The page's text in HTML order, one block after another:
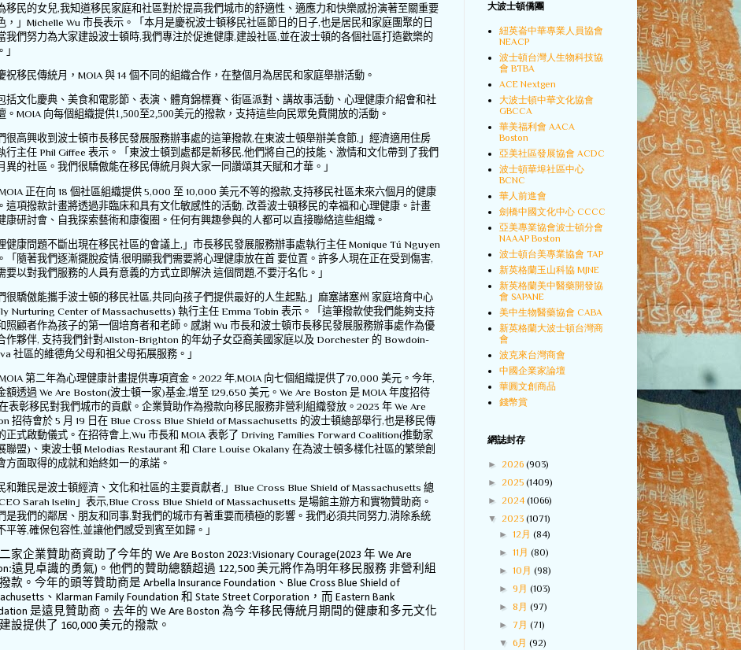
移民的女兒,我知道移民家庭和社區對於提高我們城市的舒適性、適應力和快樂感扮演著至關重要
，」 Michelle Wu 市長表示。「本月是慶祝波士頓移民社區節日的日子,也是居民和家庭團聚的日
我們努力為大家建設波士頓時,我們專注於促進健康,建設社區,並在波士頓的各個社區打造歡樂的
」
祝移民傳統月， MOIA 與 14 個不同的組織合作，在整個月為居民和家庭舉辦活動。
括文化慶典、美食和電影節、表演、體育錦標賽、街區派對、講故事活動、心理健康介紹會和社
。 MOIA 向每個組織提供1,500至2,500美元的撥款，支持這些向民眾免費開放的活動。
很高興收到波士頓市長移民發展服務辦事處的這筆撥款,在東波士頓舉辦美食節, 」經濟適用住房
行主任 Phil Giffee 表示。「東波士頓到處都是新移民,他們將自己的技能、激情和文化帶到了我們
異的社區。我們很驕傲能在移民傳統月與大家一同讚頌其天賦和才華。」
正在向 18 個社區組織提供 5,000 至 10,000 美元不等的撥款,支持移民社區未來六個月的健康
這項撥款計畫將透過非臨床和具有文化敏感性的活動, 改善波士頓移民的幸福和心理健康。計畫
康研討會、自我探索藝術和康復圈。任何有興趣參與的人都可以直接聯絡這些組織。
健康問題不斷出現在移民社區的會議上, 」市長移民發展服務辦事處執行主任 Monique Tú Nguyen
「隨著我們逐漸擺脫疫情,很明顯我們需要將心理健康放在首 要位置。許多人現在正在受到傷害,
要以對我們服務的人員有意義的方式立即解決 這個問題,不要汙名化。」
很驕傲能攜手波士頓的移民社區,共同向孩子們提供最好的人生起點, 」麻塞諸塞州 家庭培育中心
Nurturing Center of Massachusetts) 執行主任 Emma Tobin 表示。「這筆撥款使我們能夠支持
照顧者作為孩子的第一個培育者和老師。感謝 Wu 市長和波士頓市長移民發展服務辦事處作為優
作夥伴, 支持我們針對Allston-Brighton 的年幼子女亞裔美國家庭以及 Dorchester 的 Bowdoin-
社區的維德角父母和祖父母拓展服務。」
第二年為心理健康計畫提供專項資金。 2022 年,MOIA 向七個組織提供了70,000 美元。今年,
額透過 We Are Boston(波士頓一家)基金,增至 129,650 美元。 We Are Boston 是 MOIA年度招待
表彰移民對我們城市的貢獻。企業贊助作為撥款向移民服務非營利組織發放。 2023 年 We Are
招待會於 5 月 19 日在 Blue Cross Blue Shield of Massachusetts 的波士頓總部舉行,也是移民傳
正式啟動儀式。在招待會上,Wu 市長和 MOIA表彰了 Driving Families Forward Coalition(推動家
聯盟) 、東波士頓 Melodias Restaurant 和 Clare Louise Okalany 在為波士頓多樣化社區的繁榮創
方面取得的成就和始終如一的承諾。
和難民是波士頓經濟、文化和社區的主要貢獻者, 」 Blue Cross Blue Shield of Massachusetts 總
Sarah Iselin 」表示,Blue Cross Blue Shield of Massachusetts 是場館主辦方和實物贊助商。
是我們的鄰居、朋友和同事,對我們的城市有著重要而積極的影響。我們必須共同努力,消除系統
平等,確保包容性,並讓他們感受到賓至如歸。」
家企業贊助商資助了今年的 We Are Boston 2023:Visionary Courage(2023 年 We Are
遠見卓識的勇氣) 。他們的贊助總額超過 122,500 美元將作為明年移民服務 非營利組
款。今年的頭等贊助商是 Arbella Insurance Foundation 、 Blue Cross Blue Shield of
、 Klarman Family Foundation 和 State Street Corporation ，而 Eastern Bank
是遠見贊助商。去年的 We Are Boston 為今 年移民傳統月期間的健康和多元文化
設提供了 160,000 美元的撥款。
大波士頓僑團
紐英崙中華專業人員協會
NEACP
波士頓台灣人生物科技協
會 BTBA
ACE Nextgen
大波士頓中華文化協會
GBCCA
華美福利會 AACA
Boston
亞美社區發展協會 ACDC
波士頓華埠社區中心
BCNC
華人前進會
劍橋中國文化中心 CCCC
亞美專業協會波士頓分會
NAAAP Boston
波士頓台美專業協會 TAP
新英格蘭玉山科協 MJNE
新英格蘭美中醫藥開發協
會 SAPANE
美中生物醫藥協會 CABA
新英格蘭大波士頓台灣商
會
波克來台灣商會
中國企業家論壇
華圓文創商品
錢幣賞
網誌封存
► 2026 (903)
► 2025 (1409)
► 2024 (1066)
▼ 2023 (1071)
►12月(84)
►11月(80)
►10月(98)
►9月(103)
► 8月(97)
► 7月(71)
▼6月(92)